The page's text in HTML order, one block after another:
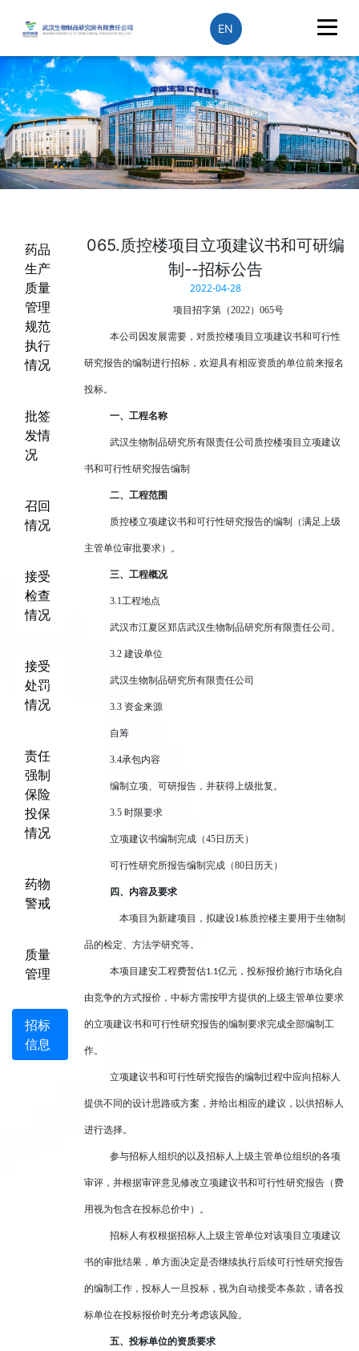
EN
药品
生产
质量
管理
规范
执行
情况
批签
发情
况
召回
情况
接受
检查
情况
接受
处罚
情况
责任
强制
保险
投保
情况
药物
警戒
质量
管理
招标
信息
065.质控楼项目立项建议书和可研编
制--招标公告
2022-04-28
项目招字第（2022）065号
本公司因发展需要， 对质控楼项目立项建议书和可行性
研究报告的编制进行招标，欢迎具有相应资质的单位前来报名
投标。
一、工程名称
武汉生物制品研究所有限责任公司质控楼项目立项建议
书和可行性研究报告编制
二、工程范围
质控楼立项建议书和可行性研究报告的编制（满足上级
主管单位审批要求）。
三、工程概况
3.1工程地点
武汉市江夏区郑店武汉生物制品研究所有限责任公司 。
3.2 建设单位
武汉生物制品研究所有限责任公司
3.3 资金来源
自筹
3.4承包内容
编制立项、可研报告，并获得上级批复。
3.5 时限要求
立项建议书编制完成（45日历天）
可行性研究所报告编制完成（80日历天）
四、内容及要求
本项目为新建项目，拟建设1栋质控楼主要用于生物制
品的检定、方法学研究等。
本项目建安工程费暂估1.1亿元，投标报价施行市场化自
由竞争的方式报价，中标方需按甲方提供的上级主管单位要求
的立项建议书和可行性研究报告的编制要求完成全部编制工
作。
立项建议书和可行性研究报告的编制过程中应向招标人
提供不同的设计思路或方案，并给出相应的建议，以供招标人
进行选择。
参与招标人组织的以及招标人上级主管单位组织的各项
审评，并根据审评意见修改立项建议书和可行性研究报告（费
用视为包含在投标总价中）。
招标人有权根据招标人上级主管单位对该项目立项建议
书的审批结果，单方面决定是否继续执行后续可行性研究报告
的编制工作，投标人一旦投标，视为自动接受本条款，请各投
标单位在投标报价时充分考虑该风险。
五、投标单位的资质要求